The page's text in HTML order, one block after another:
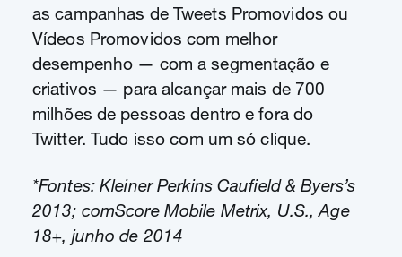
as campanhas de Tweets Promovidos ou
Vídeos Promovidos com melhor
desempenho — com a segmentação e
criativos — para alcançar mais de 700
milhões de pessoas dentro e fora do
Twitter. Tudo isso com um só clique.
*Fontes: Kleiner Perkins Caufield & Byers’s
2013; comScore Mobile Metrix, U.S., Age
18+, junho de 2014